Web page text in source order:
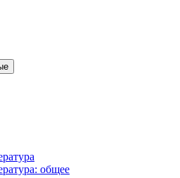
общее